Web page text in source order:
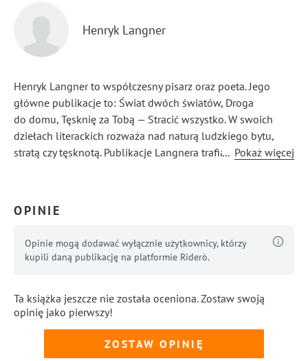
Henryk Langner
Henryk Langner to współczesny pisarz oraz poeta. Jego
główne publikacje to: Świat dwóch światów, Droga
do domu, Tęsknię za Tobą — Stracić wszystko. W swoich
dziełach literackich rozważa nad naturą ludzkiego bytu,
stratą czy tęsknotą. Publikacje Langnera trafiają do zbiorów
... Pokaż więcej
OPINIE
Opinie mogą dodawać wyłącznie użytkownicy, którzy
kupili daną publikację na platformie Riderò.
Ta książka jeszcze nie została oceniona. Zostaw swoją
opinię jako pierwszy!
ZOSTAW OPINIĘ